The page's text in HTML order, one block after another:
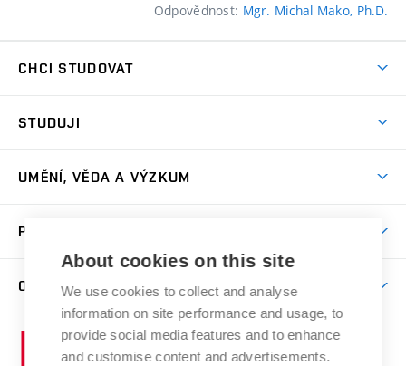
Odpovědnost: Mgr. Michal Mako, Ph.D.
CHCI STUDOVAT
Přijímačky
Dny otevřených dveří
Přípravné kurzy
Studium bez bariér
Katedra teorií a dějin umění
Kabinety a dílny
Kontakt
STUDUJI
Časový plán studia
Studijní předpisy a formuláře
Studium a stáže v zahraničí
Rezidenční pobyty
Odborná praxe
UMĚNÍ, VĚDA A VÝZKUM
Publikační činnost
Projekty
Výstavy
PRO VEŘEJNOST
Letní školy a semestrální kurzy
Nakladatelská a vydavatelská činnost
Research Catalogue
O FAKULTĚ
Aktuality
Informační tabule
Vysoké
About cookies on this site
We use cookies to collect and analyse
information on site performance and usage, to
provide social media features and to enhance
and customise content and advertisements.